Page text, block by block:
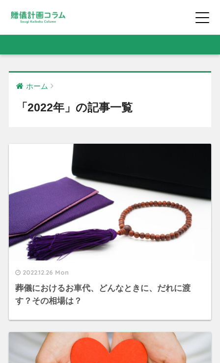
ホーム
「2022年」の記事一覧
2022.12.26 Mon
葬儀におけるお車代、どんなときに、だれに渡
す？その相場は？